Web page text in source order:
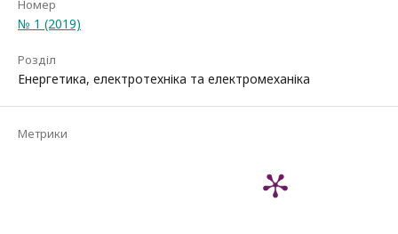
Номер
№ 1 (2019)
Розділ
Енергетика, електротехніка та електромеханіка
Метрики